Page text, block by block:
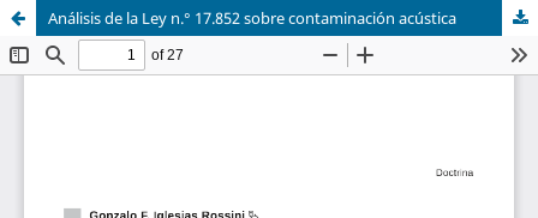
Análisis de la Ley n.° 17.852 sobre contaminación acústica